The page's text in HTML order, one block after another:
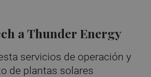
a Thunder Energy
servicios de operación y
de plantas solares